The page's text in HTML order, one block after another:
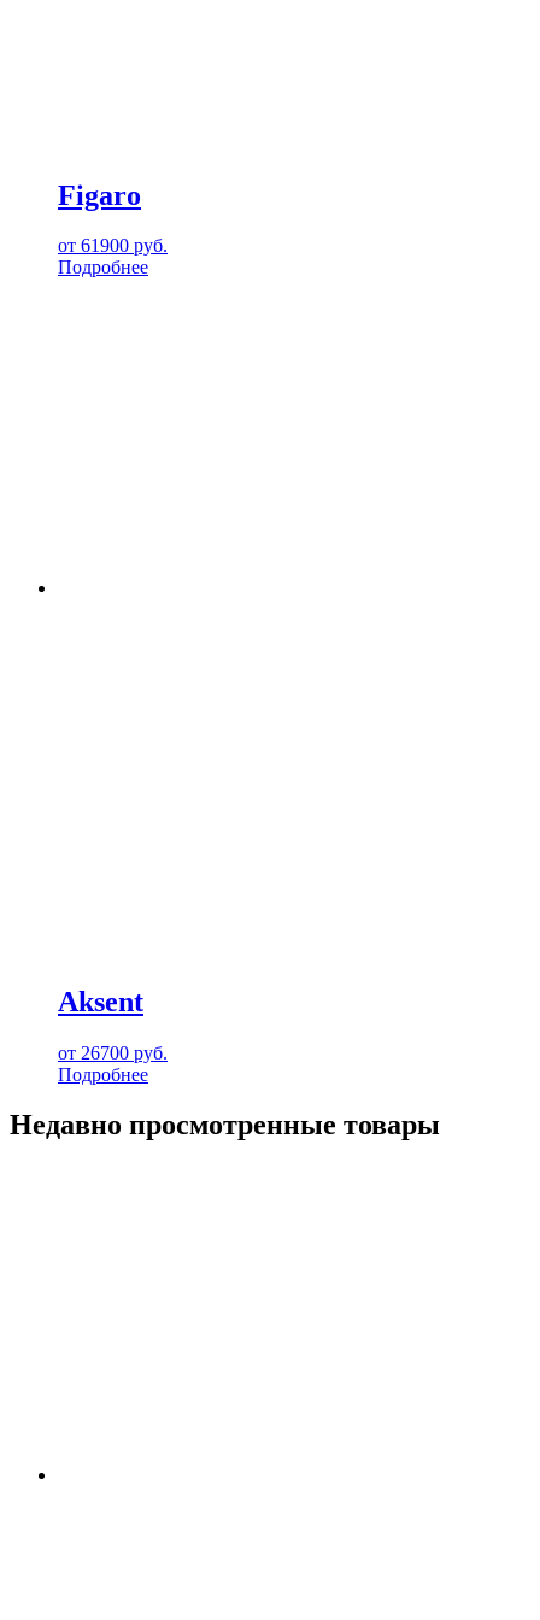
Figaro
от 61900 руб.
Подробнее
Aksent
от 26700 руб.
Подробнее
Недавно просмотренные товары